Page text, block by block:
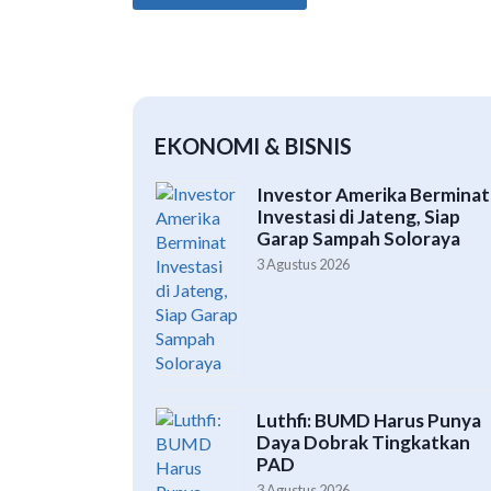
EKONOMI & BISNIS
Investor Amerika Berminat
Investasi di Jateng, Siap
Garap Sampah Soloraya
3 Agustus 2026
Luthfi: BUMD Harus Punya
Daya Dobrak Tingkatkan
PAD